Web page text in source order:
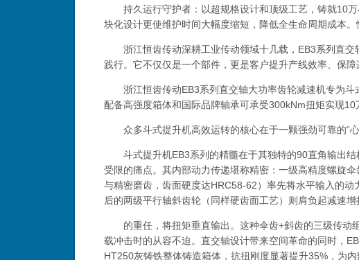
持久运行守护者：以超规格设计和顶级工艺，铸就10万
块化设计更使维护时间大幅度缩短，降低全生命周期成本
浙江恒齿传动深耕工业传动领域十几载，EB3系列直交
践行。它不仅仅是一个部件，更是客户提升产线效率、保
浙江恒齿传动EB3系列直交轴大功率齿轮减速机专为斗
配备高强度箱体和国际品牌轴承可承受300kNm扭矩实现
众多斗式提升机高效运转的核心在于一颗强劲可靠的“
斗式提升机EB3系列的精髓在于其独特的90直角输出结
受限的痛点。其内部动力传递堪称精密：一级高精度螺旋
与精密磨齿，齿面硬度达HRC58-62）率先将水平输入的
后的两级平行轴斜齿轮（同样硬齿面工艺）则肩负起减速
的重任，将扭矩垂直输出。这种伞齿+斜齿的三级传动
载冲击时的从容不迫。直交轴设计带来空间革命的同时，
HT250灰铸铁整体铸造箱体，抗扭刚度显著提升35%，为